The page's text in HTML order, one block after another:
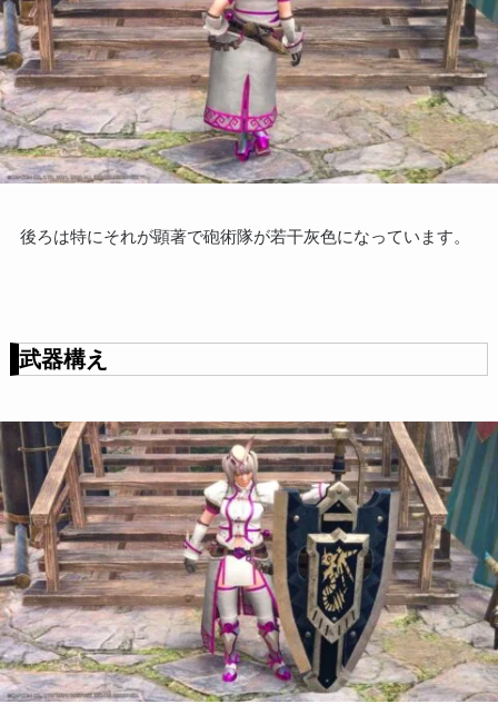
後ろは特にそれが顕著で砲術隊が若干灰色になっています。
武器構え